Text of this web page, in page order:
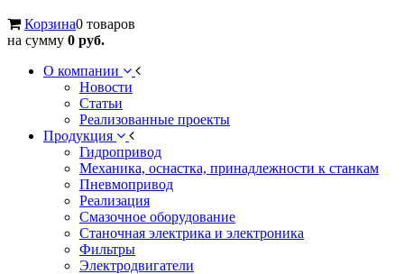
Корзина0 товаров
на сумму 0 руб.
О компании
Новости
Статьи
Реализованные проекты
Продукция
Гидропривод
Механика, оснастка, принадлежности к станкам
Пневмопривод
Реализация
Смазочное оборудование
Станочная электрика и электроника
Фильтры
Электродвигатели